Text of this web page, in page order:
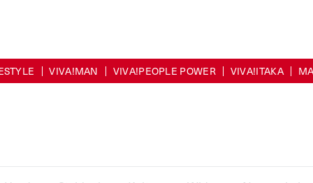
VIVA!MAN VIVA!PEOPLE POWER VIVA!ITAKA